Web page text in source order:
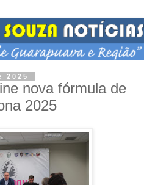
2025
nova fórmula de
2025